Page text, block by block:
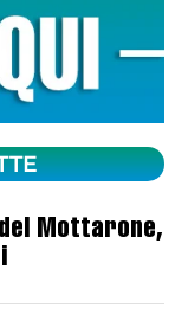
Mottarone,